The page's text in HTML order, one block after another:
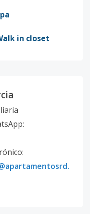
in closet